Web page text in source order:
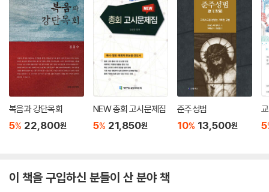
전히 기도하는가? •왜 말씀은 여전히 우리에게 새롭게 들리는가? •왜 하
나님은 여전히 대화하시는가? 이 질문을 하고 대답을 하는 것이 바로 교회
의 생명이다. “프롬프트는 교회의 새로운 묵상문이며, AI는 신학적 대화의
도구이다.” 질문하는 신앙은 하나님의 침묵 속에서도 응답을 기다리는 용
기이며, 대화하는 영성은 AI의 소음 속에서도 말씀의 속삭임을 듣는 귀다.
--- pp.187-188
언어는 단순한 인간의 발명품이 아니다. 언어는 은총의 선물(Gift of Gra
ce)이다. 하나님께서 말씀으로 세계를 여셨기에, 언어는 그분의 창조적 숨
(Steward of Language)다.” 따라서 프롬프트를 다루는 일은 단순한
복음과 강단목회
5% 22,800원
NEW 총회 고시문제집
5% 21,850원
준주성범
10% 13,500원 5
이 책을 구입하신 분들이 산 분야 책